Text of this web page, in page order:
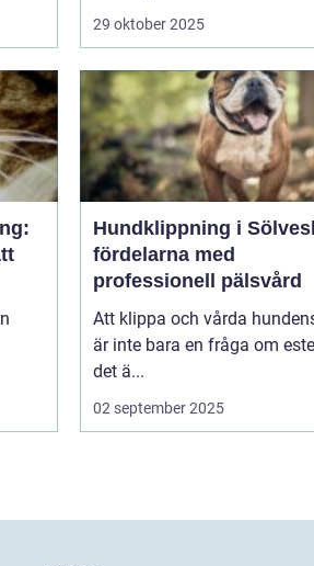
29 oktober 2025
Hundklippning i
fördelarna med
professionell pälsvård
Att klippa och vårda
är inte bara en fråga om
det ä...
02 september 2025